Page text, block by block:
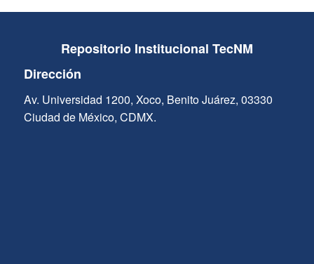
Repositorio Institucional TecNM
Dirección
Av. Universidad 1200, Xoco, Benito Juárez, 03330
Ciudad de México, CDMX.